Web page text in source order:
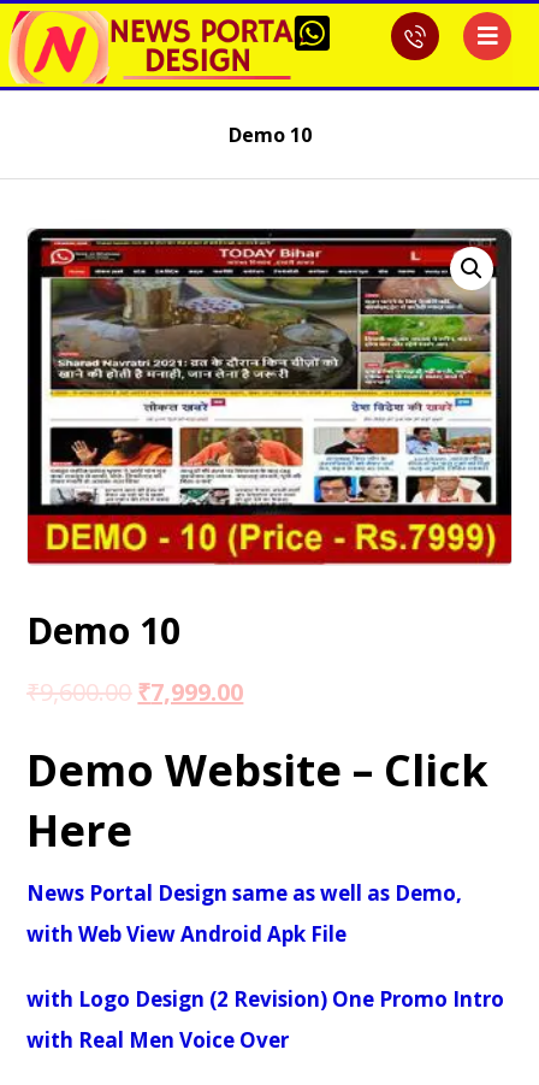
Demo 10
Sale!
Demo 10
₹9,600.00 ₹7,999.00
Demo Website – Click
Here
News Portal Design same as well as Demo,
with Web View Android Apk File
with Logo Design (2 Revision) One Promo Intro
with Real Men Voice Over